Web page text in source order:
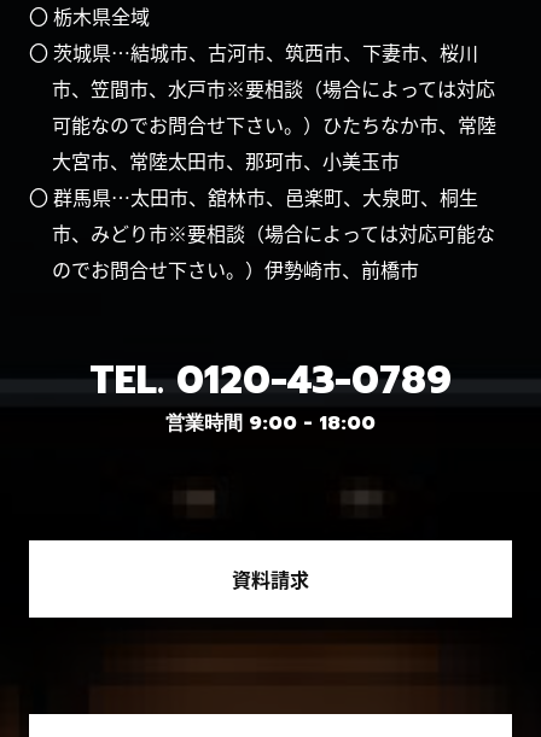
〇 栃木県全域
〇 茨城県…結城市、古河市、筑西市、下妻市、桜川
市、笠間市、水戸市※要相談（場合によっては対応
可能なのでお問合せ下さい。）ひたちなか市、常陸
大宮市、常陸太田市、那珂市、小美玉市
〇 群馬県…太田市、舘林市、邑楽町、大泉町、桐生
市、みどり市※要相談（場合によっては対応可能な
のでお問合せ下さい。）伊勢崎市、前橋市
TEL. 0120-43-0789
営業時間 9:00 - 18:00
資料請求